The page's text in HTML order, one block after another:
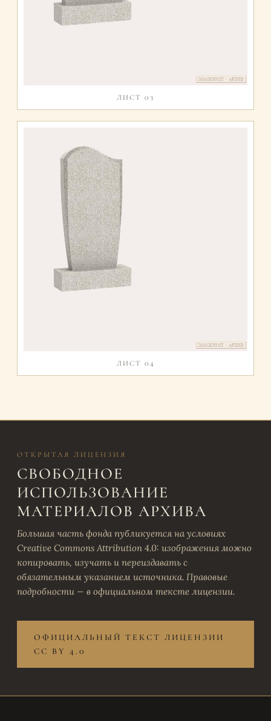
ЛИСТ 03
ЛИСТ 04
ОТКРЫТАЯ ЛИЦЕНЗИЯ
СВОБОДНОЕ
ИСПОЛЬЗОВАНИЕ
МАТЕРИАЛОВ АРХИВА
Большая часть фонда публикуется на условиях
Creative Commons Attribution 4.0: изображения можно
копировать, изучать и переиздавать с
обязательным указанием источника. Правовые
подробности — в официальном тексте лицензии.
ОФИЦИАЛЬНЫЙ ТЕКСТ ЛИЦЕНЗИИ
CC BY 4.0